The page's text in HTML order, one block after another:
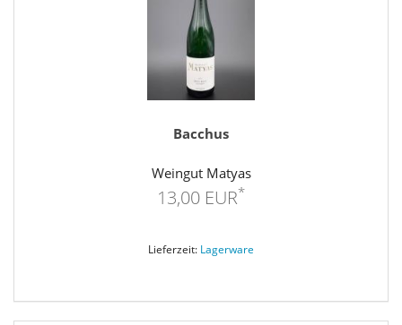
Bacchus
Weingut Matyas
13,00 EUR*
Lieferzeit: Lagerware